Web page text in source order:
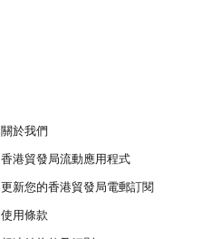
關於我們
香港貿發局流動應用程式
更新您的香港貿發局電郵訂閱
使用條款